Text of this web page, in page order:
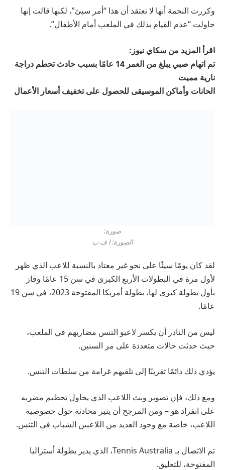
وكررت النجمة أنها لا تعتقد أن هذا “أمر سيئ”، لكنها قالت إنها
حاولت “عدم القيام بذلك في الملعب أمام الأطفال”.
اقرأ المزيد من سكاي نيوز:
تم اتهام صبي يبلغ من العمر 14 عامًا بسبب حادث تحطم دراجة
نارية مميت
الحانات وأماكن الموسيقى للحصول على تخفيف أسعار الأعمال
صورة:
الصورة: ا ف ب
لقد كان يومًا سيئًا على نحو غير معتاد بالنسبة للاعب الذي ظهر
لأول مرة في البطولات الأربع الكبرى في سن 15 عامًا وفاز
بأول بطولة كبرى لها، بطولة أمريكا المفتوحة 2023، في سن 19
عامًا.
ليس من النادر أن يكسر لاعبو التنس مضاربهم في الملعب،
حيث حدثت حالات متعددة على مر السنين.
يؤدي ذلك دائمًا تقريبًا إلى تلقيهم غرامة من سلطات التنس.
ومع ذلك، فإن تصوير وبث اللاعب الذي يحاول تحطيم مضربه
على انفراد هو – ومن المرجح أن يثير محادثة حول خصوصية
اللاعب، خاصة مع وجود العديد من اللاعبين الشباب في التنس.
تم الاتصال بـ Tennis Australia، الذي يدير بطولة أستراليا
المفتوحة، للتعليق.